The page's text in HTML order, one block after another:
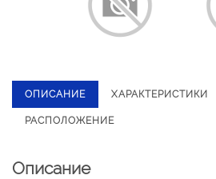
ОПИСАНИЕ ХАРАКТЕРИСТИКИ
РАСПОЛОЖЕНИЕ
Описание